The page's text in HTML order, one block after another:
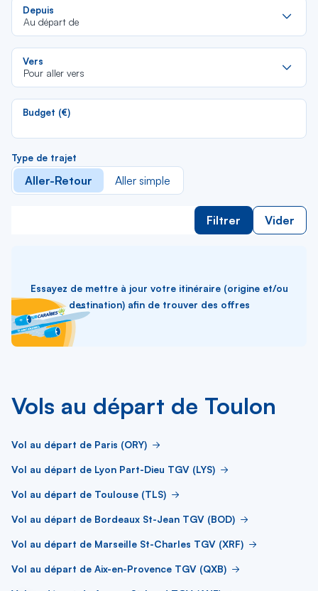
Depuis
Au départ de
Vers
Pour aller vers
Budget (€)
Type de trajet
Aller-Retour Aller simple
Filtrer Vider
Essayez de mettre à jour votre itinéraire (origine et/ou
destination) afin de trouver des offres
Vols au départ de Toulon
Vol au départ de Paris (ORY)
Vol au départ de Lyon Part-Dieu TGV (LYS)
Vol au départ de Toulouse (TLS)
Vol au départ de Bordeaux St-Jean TGV (BOD)
Vol au départ de Marseille St-Charles TGV (XRF)
Vol au départ de Aix-en-Provence TGV (QXB)